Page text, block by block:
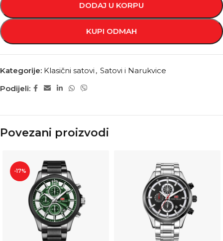
DODAJ U KORPU
KUPI ODMAH
Kategorije: Klasični satovi , Satovi i Narukvice
Podijeli:
Povezani proizvodi
-17%